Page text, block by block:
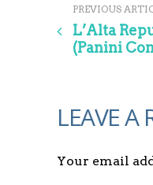
PREVIOUS
L’Alta
(Panini
LEAVE A
Your email